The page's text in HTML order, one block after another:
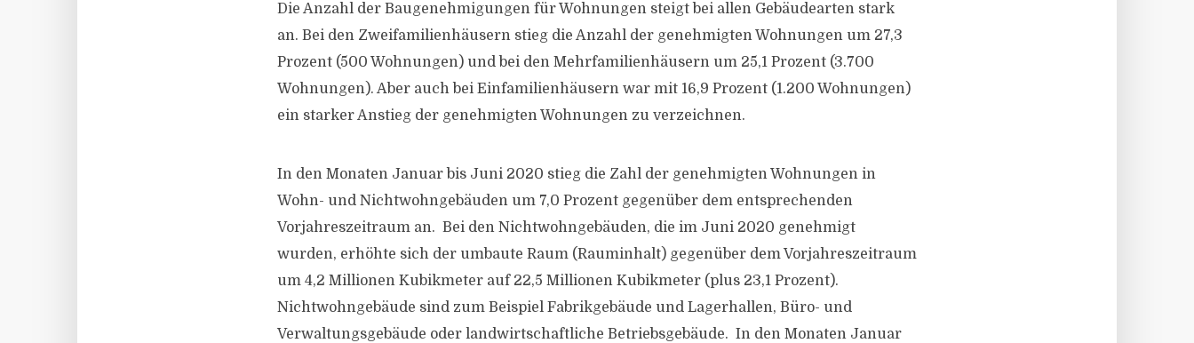
Die Anzahl der Baugenehmigungen für Wohnungen steigt bei allen Gebäudearten stark
an. Bei den Zweifamilienhäusern stieg die Anzahl der genehmigten Wohnungen um 27,3
Prozent (500 Wohnungen) und bei den Mehrfamilienhäusern um 25,1 Prozent (3.700
Wohnungen). Aber auch bei Einfamilienhäusern war mit 16,9 Prozent (1.200 Wohnungen)
ein starker Anstieg der genehmigten Wohnungen zu verzeichnen.
In den Monaten Januar bis Juni 2020 stieg die Zahl der genehmigten Wohnungen in
Wohn- und Nichtwohngebäuden um 7,0 Prozent gegenüber dem entsprechenden
Vorjahreszeitraum an. Bei den Nichtwohngebäuden, die im Juni 2020 genehmigt
wurden, erhöhte sich der umbaute Raum (Rauminhalt) gegenüber dem Vorjahreszeitraum
um 4,2 Millionen Kubikmeter auf 22,5 Millionen Kubikmeter (plus 23,1 Prozent).
Nichtwohngebäude sind zum Beispiel Fabrikgebäude und Lagerhallen, Büro- und
Verwaltungsgebäude oder landwirtschaftliche Betriebsgebäude. In den Monaten Januar